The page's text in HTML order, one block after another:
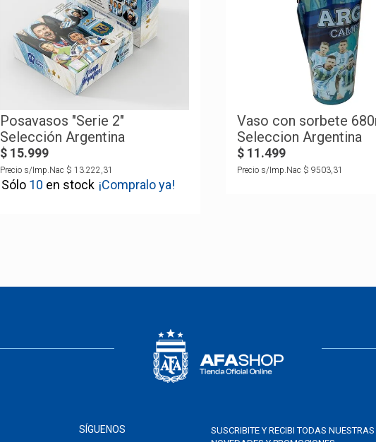
Posavasos "Serie 2"
Selección Argentina
$ 15.999
Precio s/Imp.Nac $ 13.222,31
10 ¡Compralo ya!
Vaso con sorbete
Seleccion Argentina
$ 11.499
Precio s/Imp.Nac $ 9503,31
SÍGUENOS
SUSCRIBITE Y RECIBI TODAS NUESTRAS